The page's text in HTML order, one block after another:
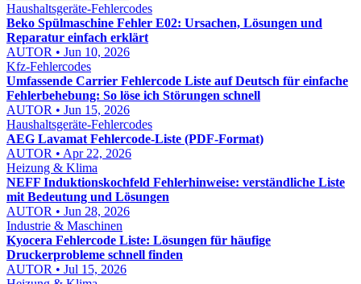
Haushaltsgeräte-Fehlercodes
Beko Spülmaschine Fehler E02: Ursachen, Lösungen und
Reparatur einfach erklärt
AUTOR • Jun 10, 2026
Kfz-Fehlercodes
Umfassende Carrier Fehlercode Liste auf Deutsch für einfache
Fehlerbehebung: So löse ich Störungen schnell
AUTOR • Jun 15, 2026
Haushaltsgeräte-Fehlercodes
AEG Lavamat Fehlercode-Liste (PDF-Format)
AUTOR • Apr 22, 2026
Heizung & Klima
NEFF Induktionskochfeld Fehlerhinweise: verständliche Liste
mit Bedeutung und Lösungen
AUTOR • Jun 28, 2026
Industrie & Maschinen
Kyocera Fehlercode Liste: Lösungen für häufige
Druckerprobleme schnell finden
AUTOR • Jul 15, 2026